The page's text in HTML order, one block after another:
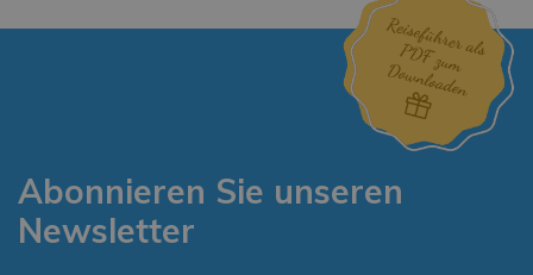
Abonnieren Sie unseren
Newsletter